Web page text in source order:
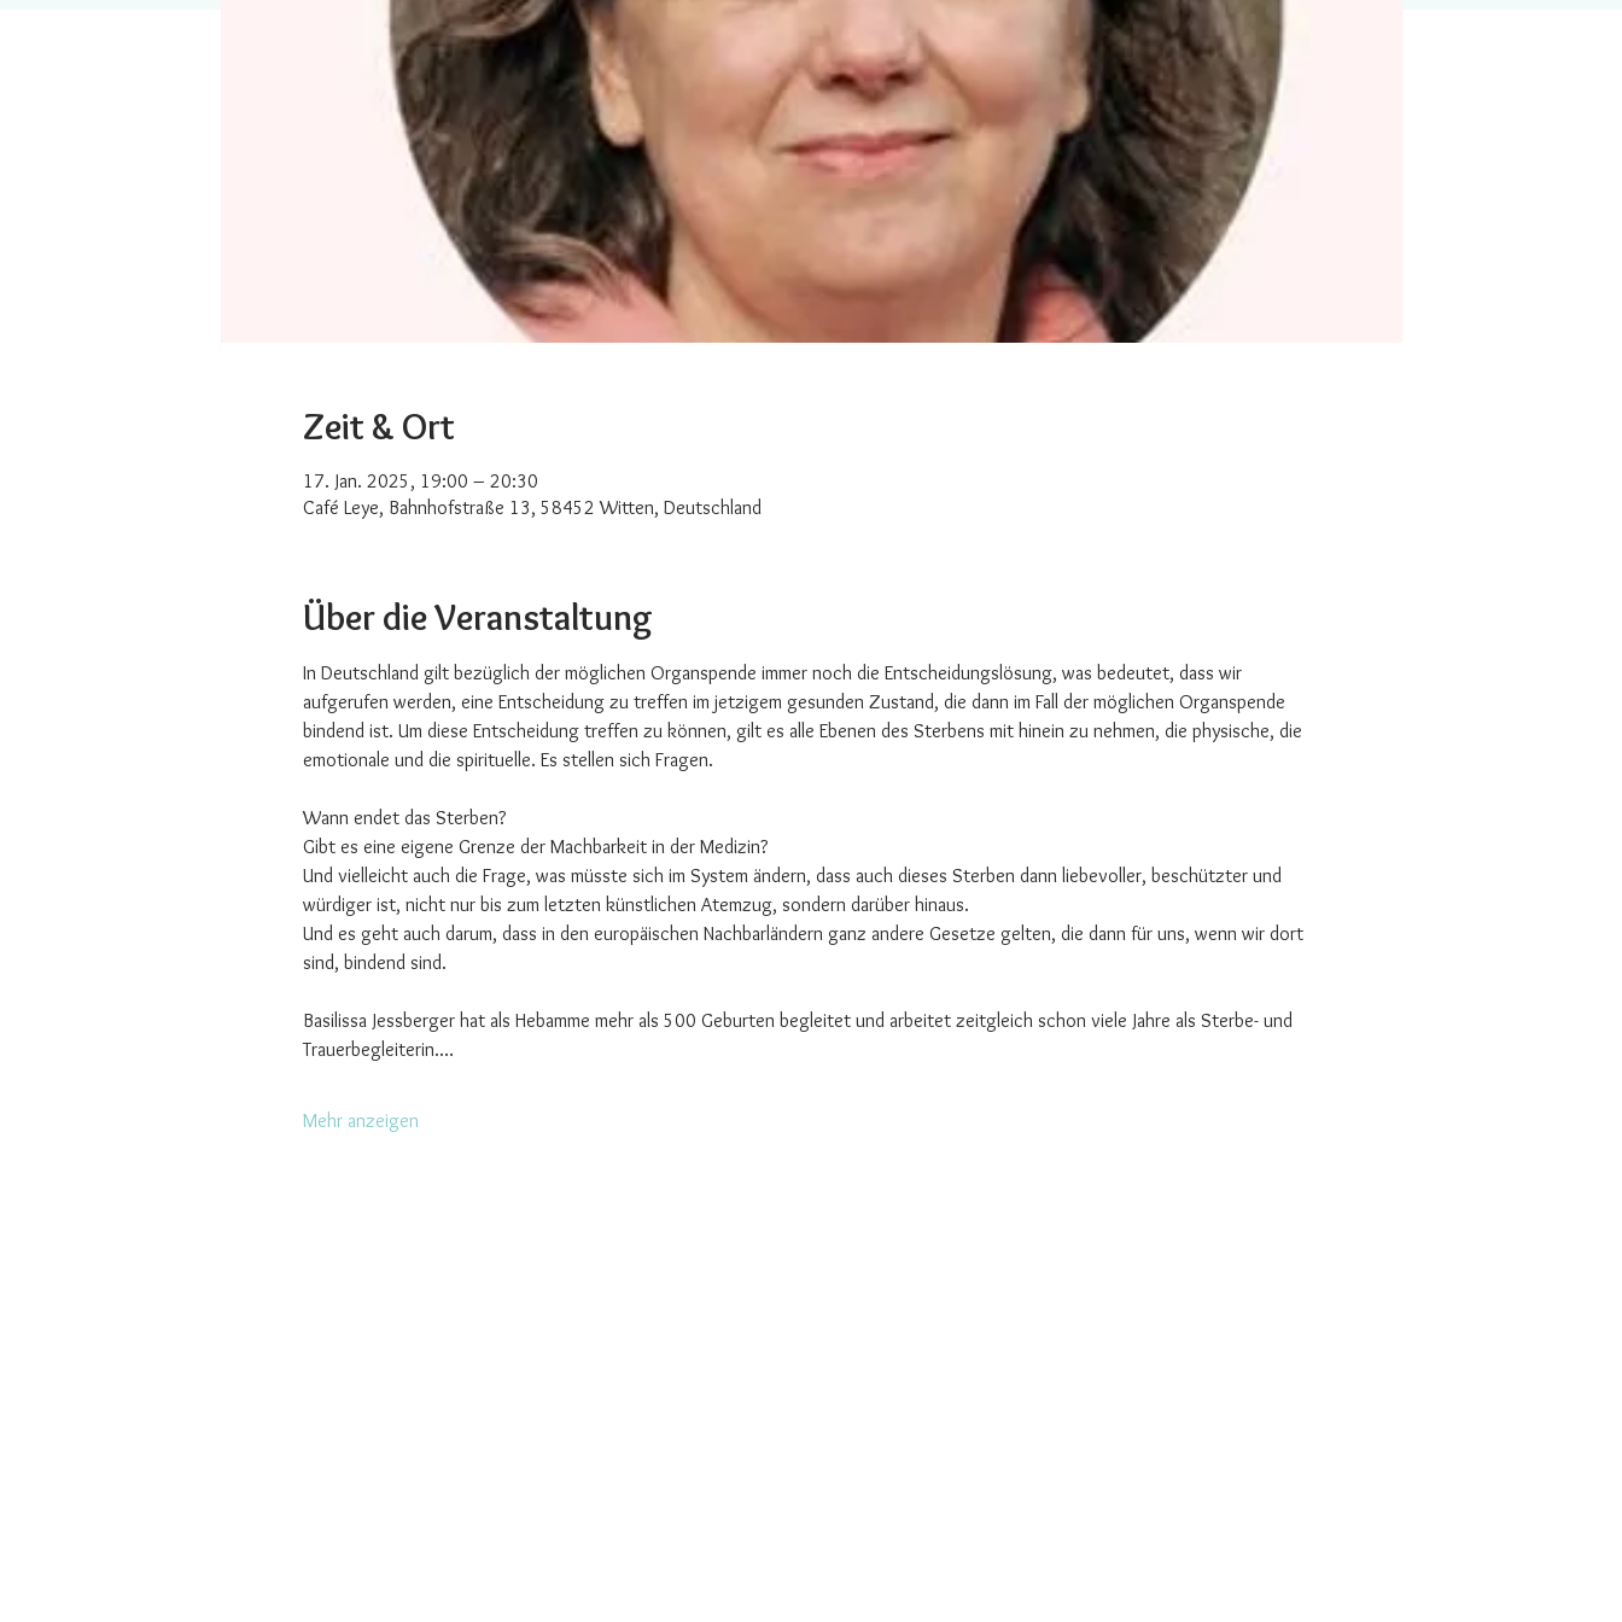
Zeit & Ort
17. Jan. 2025, 19:00 – 20:30
Café Leye, Bahnhofstraße 13, 58452 Witten, Deutschland
Über die Veranstaltung
In Deutschland gilt bezüglich der möglichen Organspende immer noch die Entscheidungslösung, was bedeutet, dass wir
aufgerufen werden, eine Entscheidung zu treffen im jetzigem gesunden Zustand, die dann im Fall der möglichen Organspende
bindend ist. Um diese Entscheidung treffen zu können, gilt es alle Ebenen des Sterbens mit hinein zu nehmen, die physische, die
emotionale und die spirituelle. Es stellen sich Fragen.
Wann endet das Sterben?
Gibt es eine eigene Grenze der Machbarkeit in der Medizin?
Und vielleicht auch die Frage, was müsste sich im System ändern, dass auch dieses Sterben dann liebevoller, beschützter und
würdiger ist, nicht nur bis zum letzten künstlichen Atemzug, sondern darüber hinaus.
Und es geht auch darum, dass in den europäischen Nachbarländern ganz andere Gesetze gelten, die dann für uns, wenn wir dort
sind, bindend sind.
Basilissa Jessberger hat als Hebamme mehr als 500 Geburten begleitet und arbeitet zeitgleich schon viele Jahre als Sterbe- und
Trauerbegleiterin.…
Mehr anzeigen